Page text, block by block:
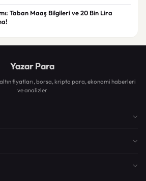
Taban Maaş Bilgileri ve 20 Bin Lira
Yazar Para
fiyatları, borsa, kripto para, ekonomi haberleri
ve analizler